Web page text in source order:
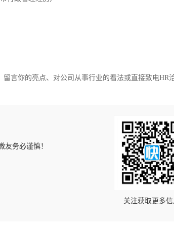
言你的亮点、对公司从事行业的看法或直接致电HR
务必谨慎！
关注获取更多